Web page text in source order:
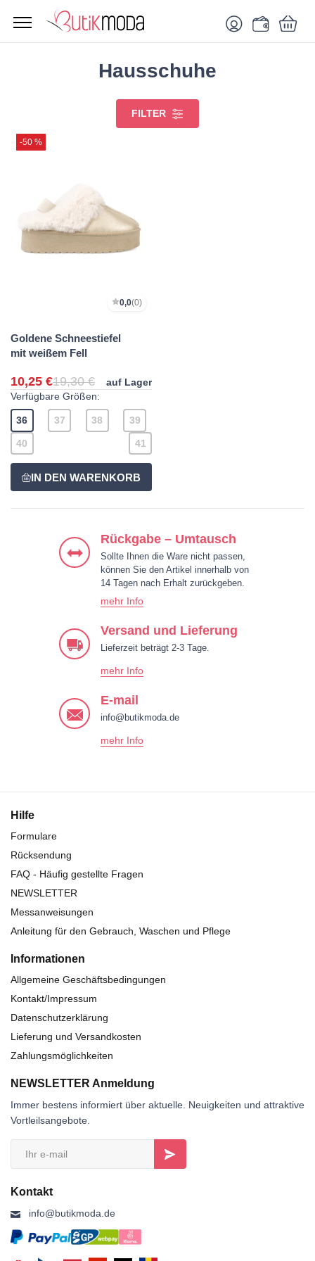
Hausschuhe
FILTER
-50 %
0,0(0)
Goldene Schneestiefel
mit weißem Fell
10,25 €19,30 €
auf Lager
Verfügbare Größen:
36 37 38 39
40 41
Rückgabe – Umtausch
Sollte Ihnen die Ware nicht passen,
können Sie den Artikel innerhalb von
14 Tagen nach Erhalt zurückgeben.
mehr Info
Versand und Lieferung
Lieferzeit beträgt 2-3 Tage.
mehr Info
E-mail
info@butikmoda.de
mehr Info
Hilfe
Formulare
Rücksendung
FAQ - Häufig gestellte Fragen
NEWSLETTER
Messanweisungen
Anleitung für den Gebrauch, Waschen und Pflege
Informationen
Allgemeine Geschäftsbedingungen
Kontakt/Impressum
Datenschutzerklärung
Lieferung und Versandkosten
Zahlungsmöglichkeiten
NEWSLETTER Anmeldung
Immer bestens informiert über aktuelle. Neuigkeiten und attraktive
Vortleilsangebote.
Kontakt
info@butikmoda.de